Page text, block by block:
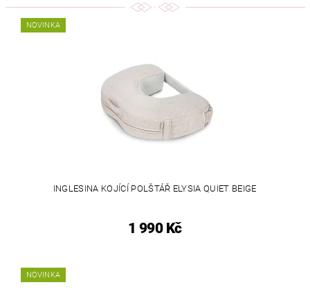
NOVINKA
INGLESINA KOJÍCÍ POLŠTÁŘ ELYSIA QUIET BEIGE
1 990 Kč
NOVINKA